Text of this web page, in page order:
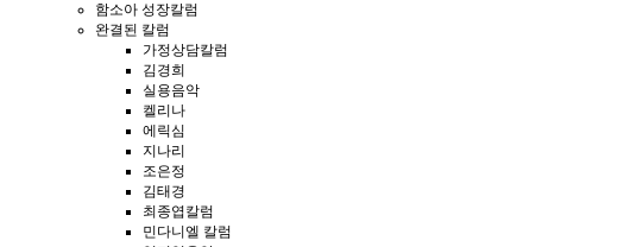
함소아 성장칼럼
완결된 칼럼
가정상담칼럼
김경희
실용음악
켈리나
에릭심
지나리
조은정
김태경
최종엽칼럼
민다니엘 칼럼